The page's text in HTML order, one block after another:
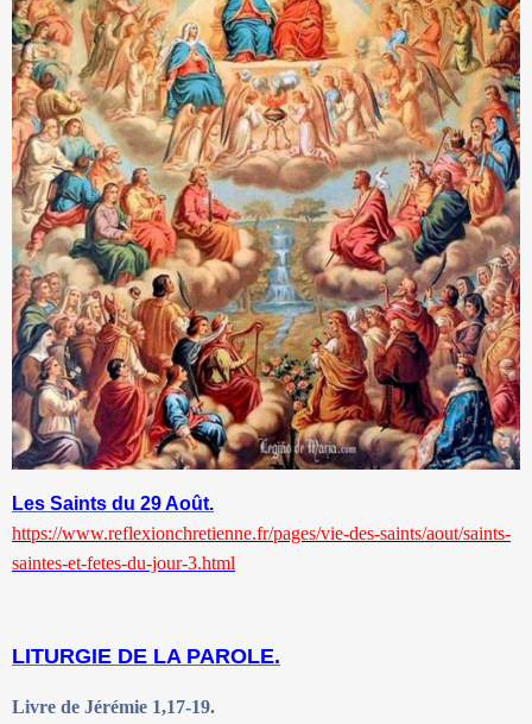
Les Saints du 29 Août.
https://www.reflexionchretienne.fr/pages/vie-des-saints/aout/saints-
saintes-et-fetes-du-jour-3.html
LITURGIE DE LA PAROLE.
Livre de Jérémie 1,17-19.